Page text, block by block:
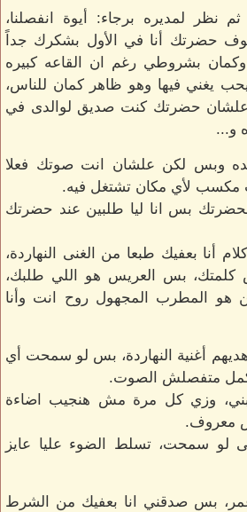
نظر لمديره برجاء: أيوة انفصلنا،
شوف حضرتك أنا في الأول بشكرك جداً
بشروطي رغم ان القاعه كبيره
يغني فيها وهو ظاهر كمان للناس،
حضرتك كنت صديق لوالدى في
و...
وبس لكن علشان انت صوتك فعلا
مكسب لأي مكان تشتغل فيه.
بس انا ليا طلبين عند حضرتك
أنا بعفيك طبعا من الغنى النهاردة،
بس العريس هو اللي طلبك،
هو المطرب المجهول روح انت وأنا
أغنية النهاردة، بس لو سمحت أي
يكمل متفصلش الصوت.
وزي كل مرة مش هنجيب اضاءة
معروف.
لو سمحت، تسلط الضوء عليا عايز
بس صدقني انا بعفيك من الشرط